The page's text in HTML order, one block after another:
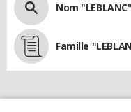
Nom "LEBLANC"
Famille